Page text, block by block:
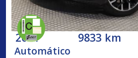
2021 9833 km
Automático